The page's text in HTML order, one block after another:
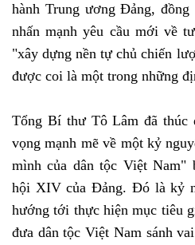
hành Trung ương Đảng,
nhấn mạnh yêu cầu mới về
"xây dựng nền tự chủ chiến
được coi là một trong những
Tổng Bí thư Tô Lâm đã thúc
vọng mạnh mẽ về một kỷ
mình của dân tộc Việt
hội XIV của Đảng. Đó là kỷ
hướng tới thực hiện mục tiêu
đưa dân tộc Việt Nam sánh